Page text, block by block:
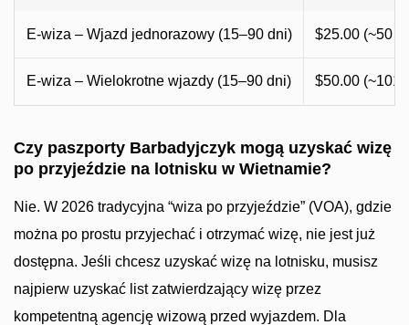
E-wiza – Wjazd jednorazowy (15–90 dni) $25.00 (~50
E-wiza – Wielokrotne wjazdy (15–90 dni) $50.00 (~101
Czy paszporty Barbadyjczyk mogą uzyskać wizę
po przyjeździe na lotnisku w Wietnamie?
Nie. W 2026 tradycyjna “wiza po przyjeździe” (VOA), gdzie
można po prostu przyjechać i otrzymać wizę, nie jest już
dostępna. Jeśli chcesz uzyskać wizę na lotnisku, musisz
najpierw uzyskać list zatwierdzający wizę przez
kompetentną agencję wizową przed wyjazdem. Dla